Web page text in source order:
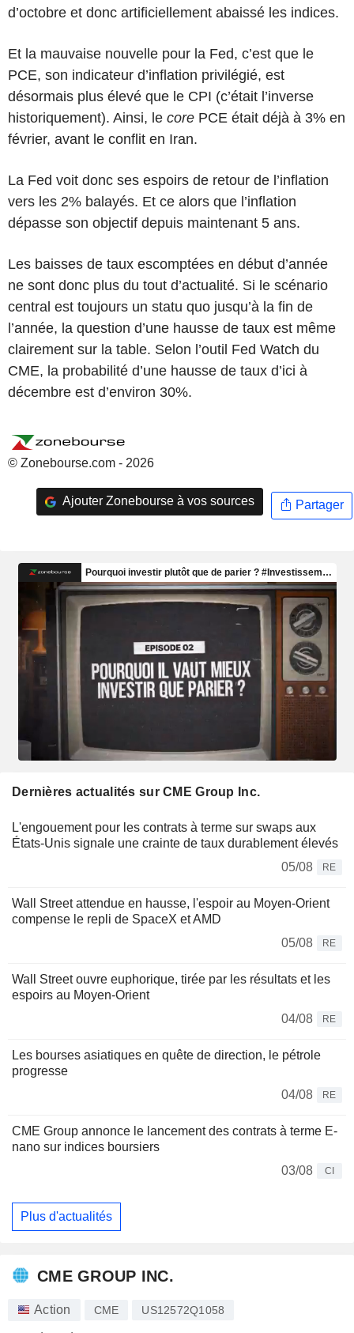
d’octobre et donc artificiellement abaissé les indices.
Et la mauvaise nouvelle pour la Fed, c’est que le
PCE, son indicateur d’inflation privilégié, est
désormais plus élevé que le CPI (c’était l’inverse
historiquement). Ainsi, le core PCE était déjà à 3% en
février, avant le conflit en Iran.
La Fed voit donc ses espoirs de retour de l’inflation
vers les 2% balayés. Et ce alors que l’inflation
dépasse son objectif depuis maintenant 5 ans.
Les baisses de taux escomptées en début d’année
ne sont donc plus du tout d’actualité. Si le scénario
central est toujours un statu quo jusqu’à la fin de
l’année, la question d’une hausse de taux est même
clairement sur la table. Selon l’outil Fed Watch du
CME, la probabilité d’une hausse de taux d’ici à
décembre est d’environ 30%.
© Zonebourse.com - 2026
Ajouter Zonebourse à vos sources Partager
Dernières actualités sur CME Group Inc.
L'engouement pour les contrats à terme sur swaps aux
États-Unis signale une crainte de taux durablement élevés
05/08
RE
Wall Street attendue en hausse, l'espoir au Moyen-Orient
compense le repli de SpaceX et AMD
05/08
RE
Wall Street ouvre euphorique, tirée par les résultats et les
espoirs au Moyen-Orient
04/08
RE
Les bourses asiatiques en quête de direction, le pétrole
progresse
04/08
RE
CME Group annonce le lancement des contrats à terme E-
nano sur indices boursiers
03/08
CI
Plus d'actualités
CME GROUP INC.
Action CME US12572Q1058